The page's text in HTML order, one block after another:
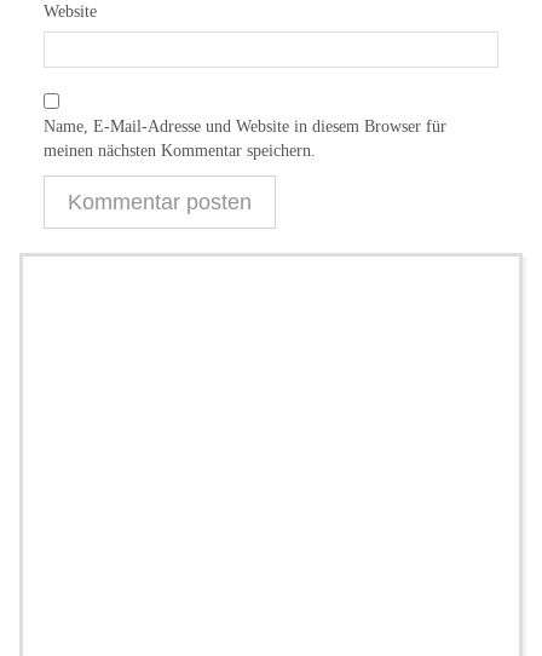
Website
Name, E-Mail-Adresse und Website in diesem Browser für
meinen nächsten Kommentar speichern.